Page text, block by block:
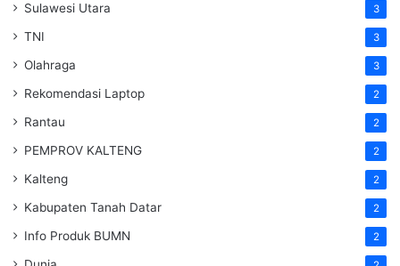
Sulawesi Utara 3
TNI 3
Olahraga 3
Rekomendasi Laptop 2
Rantau 2
PEMPROV KALTENG 2
Kalteng 2
Kabupaten Tanah Datar 2
Info Produk BUMN 2